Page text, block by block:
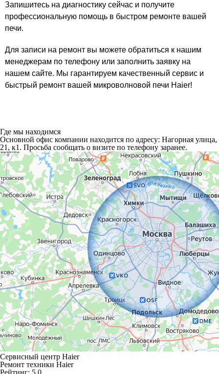
Запишитесь на диагностику сейчас и получите
профессиональную помощь в быстром ремонте вашей
печи.
Для записи на ремонт вы можете обратиться к нашим
менеджерам по телефону или заполнить заявку на
нашем сайте. Мы гарантируем качественный сервис и
быстрый ремонт вашей микроволновой печи Haier!
Где мы находимся
Основной офис компании находится по адресу: Нагорная улица,
21, к1. Просьба сообщать о визите по телефону заранее.
Сервисный центр Haier
Ремонт техники Haier
Рейтинг: 5.0